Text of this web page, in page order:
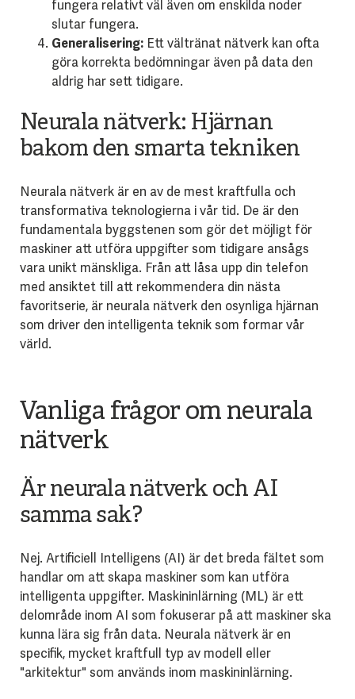
fungera relativt väl även om enskilda noder
slutar fungera.
Generalisering:Ett vältränat nätverk kan ofta
göra korrekta bedömningar även på data den
aldrig har sett tidigare.
Neurala nätverk: Hjärnan
bakom den smarta tekniken
Neurala nätverk är en av de mest kraftfulla och
transformativa teknologierna i vår tid. De är den
fundamentala byggstenen som gör det möjligt för
maskiner att utföra uppgifter som tidigare ansågs
vara unikt mänskliga. Från att låsa upp din telefon
med ansiktet till att rekommendera din nästa
favoritserie, är neurala nätverk den osynliga hjärnan
som driver den intelligenta teknik som formar vår
värld.
Vanliga frågor om neurala
nätverk
Är neurala nätverk och AI
samma sak?
Nej. Artificiell Intelligens (AI) är det breda fältet som
handlar om att skapa maskiner som kan utföra
intelligenta uppgifter. Maskininlärning (ML) är ett
delområde inom AI som fokuserar på att maskiner ska
kunna lära sig från data. Neurala nätverk är en
specifik, mycket kraftfull typ av modell eller
"arkitektur" som används inom maskininlärning.